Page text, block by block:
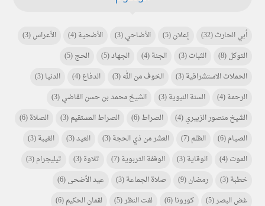
أبي الحارث(32) إعلان(5) الأضاحي(3) الأضحية(4) الأعراس(3)
التوكل(8) الثبات(3) الجنة(4) الجهاد(5) الحج(5)
الحملات الاستشراقية(3) الخوف من الله(3) الدفاع(4) الدنيا(3)
الرحمة(4) السنة النبوية(3) الشيخ محمد بن حسن القاضي(3)
الشيخ منصور الزبيري(4) الصراط(6) الصراط المستقيم(3) الصلاة(6)
الصيام(6) الظلم(7) العشر من ذي الحجة(3) العيد(3) الغيبة(3)
الموت(4) الوقاية(3) الوقفة التربوية(7) تلاوة(3) تيليجرام(3)
خطبة(3) رمضان(9) صلاة الجماعة(3) عيد الأضحى(6)
غض البصر(5) كورونا(6) لفت النظر(5) لقمان الحكيم(6)